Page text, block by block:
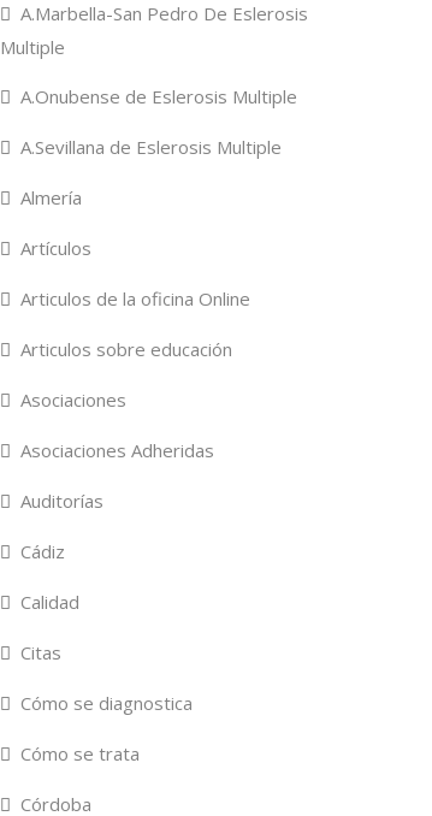
A.Marbella-San Pedro De Eslerosis
Multiple
A.Onubense de Eslerosis Multiple
A.Sevillana de Eslerosis Multiple
Almería
Artículos
Articulos de la oficina Online
Articulos sobre educación
Asociaciones
Asociaciones Adheridas
Auditorías
Cádiz
Calidad
Citas
Cómo se diagnostica
Cómo se trata
Córdoba